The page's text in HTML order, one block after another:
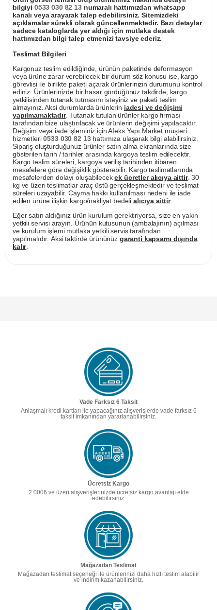
bilgiyi 0533 030 82 13numaralı hattımızdan whatsapp
kanalı veya arayarak talep edebilirsiniz. Sitemizdeki
açıklamalar sürekli olarak güncellenmektedir. Bazı detaylar
sadece kataloglarda yer aldığı için mutlaka destek
hattımızdan bilgi talep etmenizi tavsiye ederiz.
Teslimat Bilgileri
Kargonuz teslim edildiğinde, ürünün paketinde deformasyon
veya ürüne zarar verebilecek bir durum söz konusu ise, kargo
görevlisi ile birlikte paketi açarak ürünlerinizin durumunu kontrol
ediniz. Ürünlerinizde bir hasar gördüğünüz takdirde, kargo
yetkilisinden tutanak tutmasını isteyiniz ve paketi teslim
almayınız. Aksi durumlarda ürünlerin iadesi ve değişimi
yapılmamaktadır. Tutanak tutulan ürünler kargo firması
tarafından bize ulaştırılacak ve ürünlerin değişimi yapılacaktır.
Değişim veya iade işleminiz için Afeks Yapı Market müşteri
hizmetleri0533 030 82 13hattımıza ulaşarak bilgi alabilirsiniz.
Sipariş oluşturduğunuz ürünler satın alma ekranlarında size
gösterilen tarih / tarihler arasında kargoya teslim edilecektir.
Kargo teslim süreleri, kargoya veriliş tarihinden itibaren
mesafelere göre değişiklik gösterebilir. Kargo teslimatlarında
mesafelerden dolayı oluşabilecekek ücretler alıcıya aittir. 30
kg ve üzeri teslimatlar araç üstü gerçekleşmektedir ve teslimat
süreleri uzayabilir. Cayma hakkı kullanılması nedeni ile iade
edilen ürüne ilişkin kargo/nakliyat bedeli alıcıya aittir.
Eğer satın aldığınız ürün kurulum gerektiriyorsa, size en yakın
yetkili servisi arayın. Ürünün kutusunun (ambalajının) açılması
ve kurulum işlemi mutlaka yetkili servis tarafından
yapılmalıdır. Aksi taktirde ürününüz garanti kapsamı dışında
kalır.
Vade Farksız 6 Taksit
Anlaşmalı kredi kartları ile yapacağınız alışverişlerde vade farksız 6
taksit imkanından yararlanabilirsiniz.
Ücretsiz Kargo
2.000₺ ve üzeri alışverişlerinizde ücretsiz kargo avantajı elde
edebilirsiniz.
Mağazadan Teslimat
Mağazadan teslimat seçeneği ile ürünlerinizi daha hızlı teslim alabilir
ve indirim kazanabilirsiniz.